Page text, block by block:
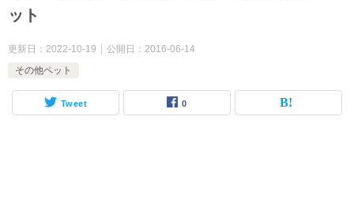
ット
更新日： 2022-10-19 公開日： 2016-06-14
その他ペット
Tweet 0